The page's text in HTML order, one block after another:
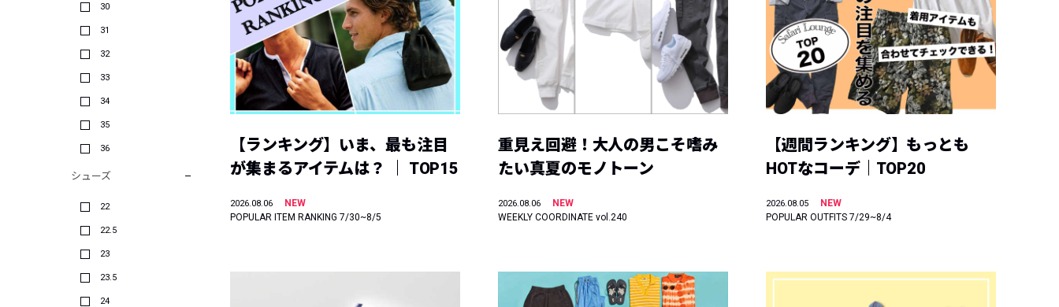
30
31
32
33
34
35
36
シューズ
22
22.5
23
23.5
24
【ランキング】いま、最も注目
が集まるアイテムは？ ｜ TOP15
2026.08.06
NEW
POPULAR ITEM RANKING 7/30~8/5
重見え回避！大人の男こそ嗜み
たい真夏のモノトーン
2026.08.06
NEW
WEEKLY COORDINATE vol.240
【週間ランキング】もっとも
HOTなコーデ｜TOP20
2026.08.05
NEW
POPULAR OUTFITS 7/29~8/4